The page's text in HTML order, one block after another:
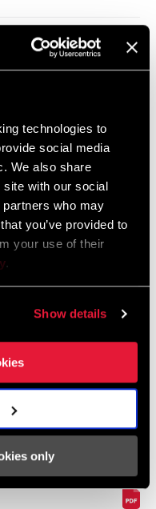
technologies to
social media
We also share
site with our social
who may
you’ve provided to
your use of their
.
Show details
only